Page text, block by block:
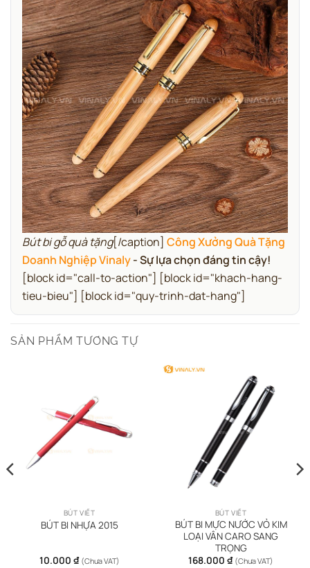
Bút bi gỗ quà tặng[/caption] Công Xưởng Quà Tặng
Doanh Nghiệp Vinaly- Sự lựa chọn đáng tin cậy!
[block id="call-to-action"] [block id="khach-hang-
tieu-bieu"] [block id="quy-trinh-dat-hang"]
SẢN PHẨM TƯƠNG TỰ
BÚT VIẾT
BÚT BI NHỰA 2015
10.000 ₫ (Chưa VAT)
BÚT VIẾT
BÚT BI MỰC NƯỚC VỎ KIM
LOẠI VÂN CARO SANG
TRỌNG
168.000 ₫ (Chưa VAT)